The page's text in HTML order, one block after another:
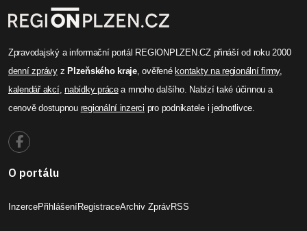
Zpravodajský a informační portál REGIONPLZEN.CZ přináší od roku 2000
denní zprávyz Plzeňského kraje, ověřené kontakty na regionální firmy,
kalendář akcí,nabídky prácea mnoho dalšího. Nabízí také účinnou a
cenově dostupnou regionální inzerci pro podnikatele i jednotlivce.
O portálu
InzercePřihlášeníRegistraceArchiv ZprávRSS